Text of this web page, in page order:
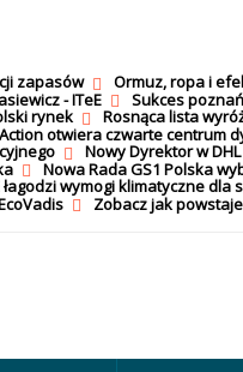
zapasów Ormuz, ropa i
- ITeE Sukces
rynek Rosnąca lista
Action otwiera czwarte centrum
Nowy Dyrektor w
Nowa Rada GS1 Polska
łagodzi wymogi klimatyczne dla
Zobacz jak